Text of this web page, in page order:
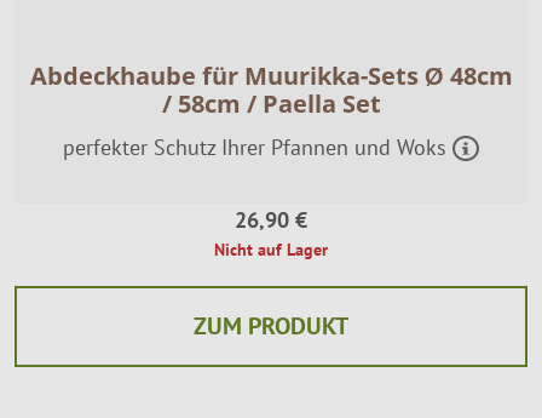
Abdeckhaube für Muurikka-Sets Ø 48cm
/ 58cm / Paella Set
perfekter Schutz Ihrer Pfannen und Woks
26,90 €
Nicht auf Lager
ZUM PRODUKT